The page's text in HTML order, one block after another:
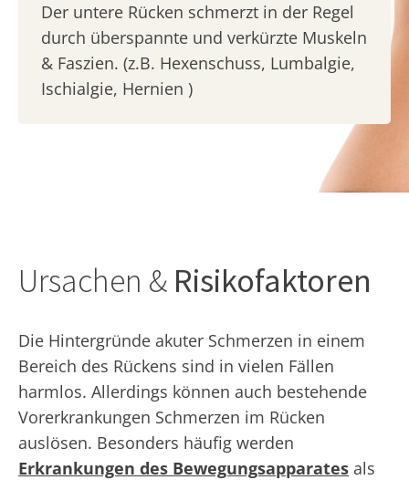
Der untere Rücken schmerzt in der Regel
durch überspannte und verkürzte Muskeln
& Faszien. (z.B. Hexenschuss, Lumbalgie,
Ischialgie, Hernien )
Ursachen & Risikofaktoren
Die Hintergründe akuter Schmerzen in einem
Bereich des Rückens sind in vielen Fällen
harmlos. Allerdings können auch bestehende
Vorerkrankungen Schmerzen im Rücken
auslösen. Besonders häufig werden
Erkrankungen des Bewegungsapparates als